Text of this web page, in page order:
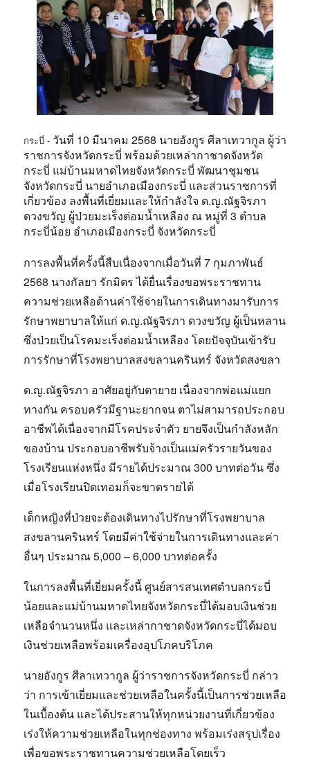
กระบี่ - วันที่ 10 มีนาคม 2568 นายอังกูร ศีลาเทวากูล ผู้ว่า
ราชการจังหวัดกระบี่ พร้อมด้วยเหล่ากาชาดจังหวัด
กระบี่ แม่บ้านมหาดไทยจังหวัดกระบี่ พัฒนาชุมชน
จังหวัดกระบี่ นายอำเภอเมืองกระบี่ และส่วนราชการที่
เกี่ยวข้อง ลงพื้นที่เยี่ยมและให้กำลังใจ ด.ญ.ณัฐจิรภา
ดวงขวัญ ผู้ป่วยมะเร็งต่อมน้ำเหลือง ณ หมู่ที่ 3 ตำบล
กระบี่น้อย อำเภอเมืองกระบี่ จังหวัดกระบี่
การลงพื้นที่ครั้งนี้สืบเนื่องจากเมื่อวันที่ 7 กุมภาพันธ์
2568 นางกัลยา รักมิตร ได้ยื่นเรื่องขอพระราชทาน
ความช่วยเหลือด้านค่าใช้จ่ายในการเดินทางมารับการ
รักษาพยาบาลให้แก่ ด.ญ.ณัฐจิรภา ดวงขวัญ ผู้เป็นหลาน
ซึ่งป่วยเป็นโรคมะเร็งต่อมน้ำเหลือง โดยปัจจุบันเข้ารับ
การรักษาที่โรงพยาบาลสงขลานครินทร์ จังหวัดสงขลา
ด.ญ.ณัฐจิรภา อาศัยอยู่กับตายาย เนื่องจากพ่อแม่แยก
ทางกัน ครอบครัวมีฐานะยากจน ตาไม่สามารถประกอบ
อาชีพได้เนื่องจากมีโรคประจำตัว ยายจึงเป็นกำลังหลัก
ของบ้าน ประกอบอาชีพรับจ้างเป็นแม่ครัวรายวันของ
โรงเรียนแห่งหนึ่ง มีรายได้ประมาณ 300 บาทต่อวัน ซึ่ง
เมื่อโรงเรียนปิดเทอมก็จะขาดรายได้
เด็กหญิงที่ป่วยจะต้องเดินทางไปรักษาที่โรงพยาบาล
สงขลานครินทร์ โดยมีค่าใช้จ่ายในการเดินทางและค่า
อื่นๆ ประมาณ 5,000 – 6,000 บาทต่อครั้ง
ในการลงพื้นที่เยี่ยมครั้งนี้ ศูนย์สารสนเทศตำบลกระบี่
น้อยและแม่บ้านมหาดไทยจังหวัดกระบี่ได้มอบเงินช่วย
เหลือจำนวนหนึ่ง และเหล่ากาชาดจังหวัดกระบี่ได้มอบ
เงินช่วยเหลือพร้อมเครื่องอุปโภคบริโภค
นายอังกูร ศีลาเทวากูล ผู้ว่าราชการจังหวัดกระบี่ กล่าว
ว่า การเข้าเยี่ยมและช่วยเหลือในครั้งนี้เป็นการช่วยเหลือ
ในเบื้องต้น และได้ประสานให้ทุกหน่วยงานที่เกี่ยวข้อง
เร่งให้ความช่วยเหลือในทุกช่องทาง พร้อมเร่งสรุปเรื่อง
เพื่อขอพระราชทานความช่วยเหลือโดยเร็ว